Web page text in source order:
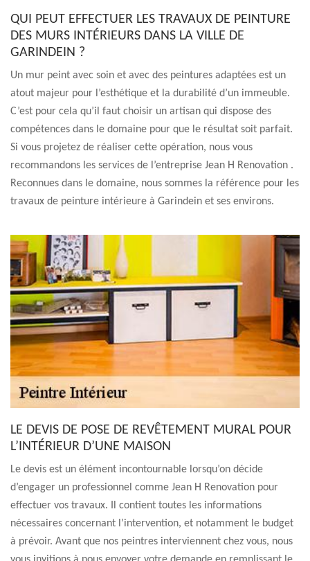
QUI PEUT EFFECTUER LES TRAVAUX DE PEINTURE
DES MURS INTÉRIEURS DANS LA VILLE DE
GARINDEIN ?
Un mur peint avec soin et avec des peintures adaptées est un
atout majeur pour l’esthétique et la durabilité d’un immeuble.
C’est pour cela qu’il faut choisir un artisan qui dispose des
compétences dans le domaine pour que le résultat soit parfait.
Si vous projetez de réaliser cette opération, nous vous
recommandons les services de l’entreprise Jean H Renovation .
Reconnues dans le domaine, nous sommes la référence pour les
travaux de peinture intérieure à Garindein et ses environs.
LE DEVIS DE POSE DE REVÊTEMENT MURAL POUR
L’INTÉRIEUR D’UNE MAISON
Le devis est un élément incontournable lorsqu’on décide
d’engager un professionnel comme Jean H Renovation pour
effectuer vos travaux. Il contient toutes les informations
nécessaires concernant l’intervention, et notamment le budget
à prévoir. Avant que nos peintres interviennent chez vous, nous